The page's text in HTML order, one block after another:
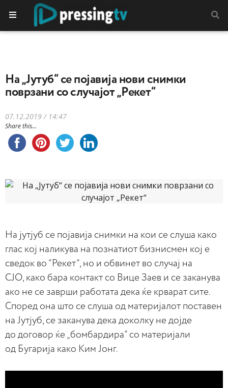
На „Јутуб“ се појавија нови снимки
поврзани со случајот „Рекет“
07.12.2019 / 14:47
Share this...
На јутјуб се појавија снимки на кои се слуша како
глас кој наликува на познатиот бизнисмен кој е
сведок во “Рекет“, но и обвинет во случај на
СЈО, како бара контакт со Вице Заев и се заканува
ако не се заврши работата дека ќе крварат сите.
Според она што се слуша од материјалот поставен
на Јутјуб, се заканува дека доколку не дојде
до договор ќе „бомбардира“ со материјали
од Бугарија како Ким Јонг.